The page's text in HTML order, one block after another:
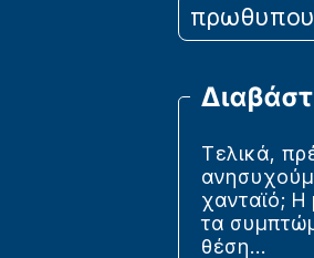
Τελικά,
χανταϊό; Η
τα
θέση...